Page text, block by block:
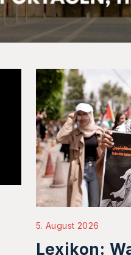
5. August 2026
Lexikon: